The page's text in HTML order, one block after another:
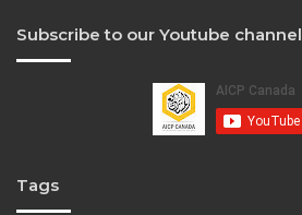
Subscribe to our Youtube channel
Tags